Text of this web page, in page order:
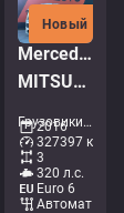
Новый
Mercedes-Benz Antos 2532 6x2*4
MITSUBISHI TU85SA / BOX L=8539 mm
Грузовики - Холодильник • M714-0584
2016
327397 км
3
320 л.с.
Euro 6
Aвтомат